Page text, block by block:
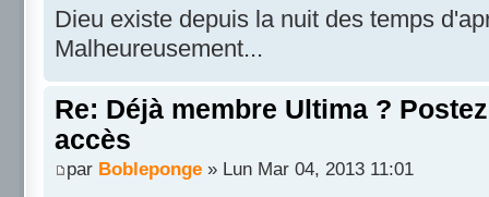
Dieu existe depuis la nuit des temps
Malheureusement...
Re: Déjà membre Ultima ?
accès
par Bobleponge » Lun Mar 04, 2013 11:01